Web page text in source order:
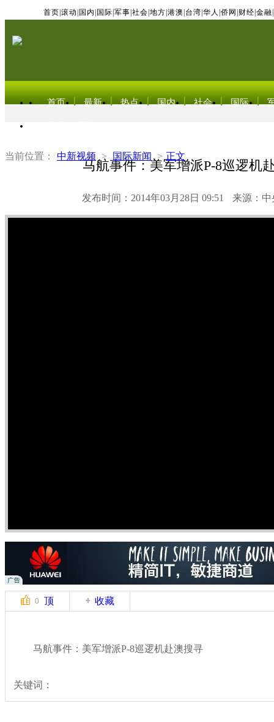
首页 滚动 国内 国际 军事 社会 地方 港澳 台湾 华人 侨网 财经 金融
首页 最新 热点 国内 社会 国际
当前位置： 中新视频 > 国际新闻 > 正文
马航事件：美军增派P-8巡逻机
发布时间：2014年03月28日 09:51 来源：中
0 顶 收藏
马航事件：美军增派P-8巡逻机赴澳搜寻
关键词：